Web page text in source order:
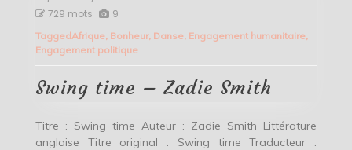
–
729 mots 9
TaggedAfrique, Bonheur, Danse, Engagement humanitaire,
Engagement politique
Swing time – Zadie Smith
Titre : Swing time Auteur : Zadie Smith Littérature
anglaise Titre original : Swing time Traducteur :